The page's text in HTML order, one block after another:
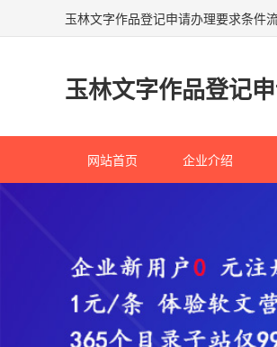
玉林文字作品登记申请办理要求条件
玉林文字作品登记
网站首页 企业介绍